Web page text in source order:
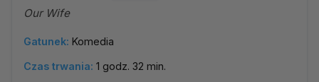
Our Wife
Gatunek: Komedia
Czas trwania: 1 godz. 32 min.